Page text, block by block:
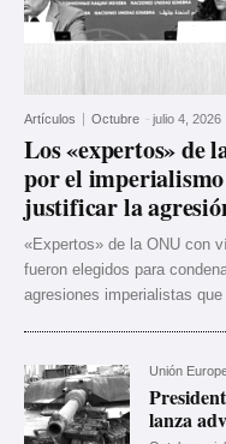
Artículos Octubre - julio 4, 2026
Los «expertos» de
por el imperialismo
justificar la
«Expertos» de la ONU con
fueron elegidos para
agresiones imperialistas que
Unión
lanza